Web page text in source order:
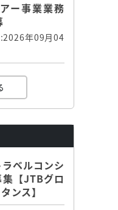
ー事業業務
年09月04
ベルコンシ
【JTBグロ
ンス】